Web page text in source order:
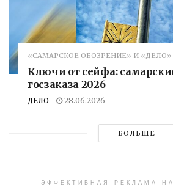
«САМАРСКОЕ ОБОЗРЕНИЕ» И «ДЕЛО»
Ключи от сейфа:
госзаказа 2026
ДЕЛО 28.06.2026
БОЛЬШЕ
ЭФФЕКТИВНАЯ РЕКЛАМА НА